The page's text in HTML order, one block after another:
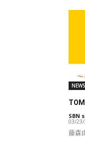
NEWS
SBN
03/
藤森